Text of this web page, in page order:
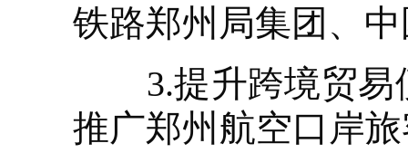
铁路郑州局集团、
3.提升跨境贸易
推广郑州航空口岸